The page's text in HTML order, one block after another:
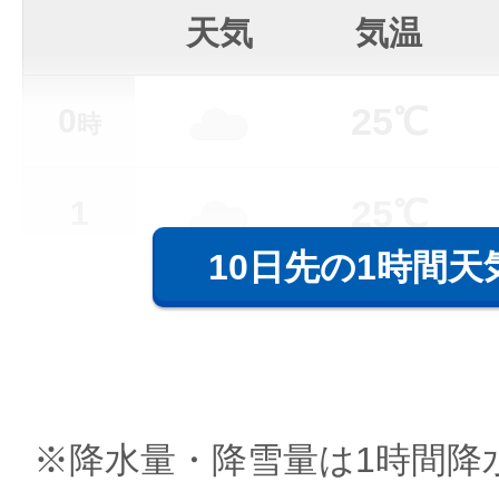
天気 気温
10日先の1時間天
※降水量・降雪量は1時間降